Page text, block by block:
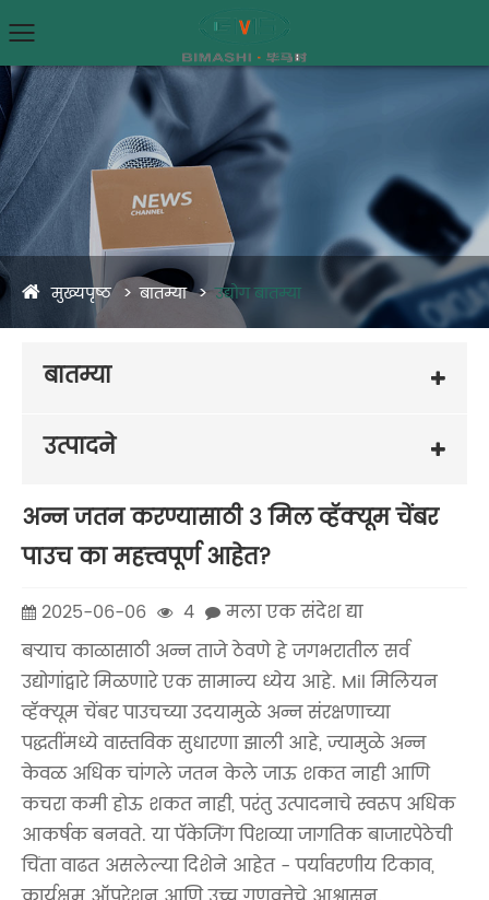
मुख्यपृष्ठ बातम्या उद्योग बातम्या
बातम्या
उत्पादने
अन्न जतन करण्यासाठी 3 मिल व्हॅक्यूम चेंबर
पाउच का महत्त्वपूर्ण आहेत?
2025-06-06 4
मला एक संदेश द्या
बर्‍याच काळासाठी अन्न ताजे ठेवणे हे जगभरातील सर्व
उद्योगांद्वारे मिळणारे एक सामान्य ध्येय आहे. Mil मिलियन
व्हॅक्यूम चेंबर पाउचच्या उदयामुळे अन्न संरक्षणाच्या
पद्धतींमध्ये वास्तविक सुधारणा झाली आहे, ज्यामुळे अन्न
केवळ अधिक चांगले जतन केले जाऊ शकत नाही आणि
कचरा कमी होऊ शकत नाही, परंतु उत्पादनाचे स्वरूप अधिक
आकर्षक बनवते. या पॅकेजिंग पिशव्या जागतिक बाजारपेठेची
चिंता वाढत असलेल्या दिशेने आहेत - पर्यावरणीय टिकाव,